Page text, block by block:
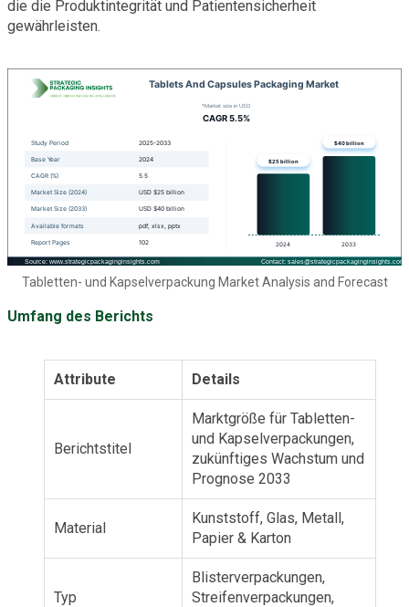
die die Produktintegrität und Patientensicherheit
gewährleisten.
Tabletten- und Kapselverpackung Market Analysis and Forecast
Umfang des Berichts
Attribute Details
Berichtstitel
Marktgröße für Tabletten-
und Kapselverpackungen,
zukünftiges Wachstum und
Prognose 2033
Material
Kunststoff, Glas, Metall,
Papier & Karton
Typ
Blisterverpackungen,
Streifenverpackungen,